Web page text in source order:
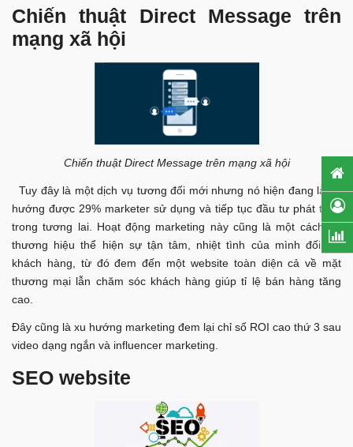
Chiến thuật Direct Message trên
mạng xã hội
Chiến thuật Direct Message trên mạng xã hội
Tuy đây là một dịch vụ tương đối mới nhưng nó hiện đang là xu
hướng được 29% marketer sử dụng và tiếp tục đầu tư phát triển
trong tương lai. Hoạt động marketing này cũng là một cách để
thương hiệu thể hiện sự tận tâm, nhiệt tình của mình đối với
khách hàng, từ đó đem đến một website toàn diện cả về mặt
thương mại lẫn chăm sóc khách hàng giúp tỉ lệ bán hàng tăng
cao.
Đây cũng là xu hướng marketing đem lại chỉ số ROI cao thứ 3 sau
video dạng ngắn và influencer marketing.
SEO website